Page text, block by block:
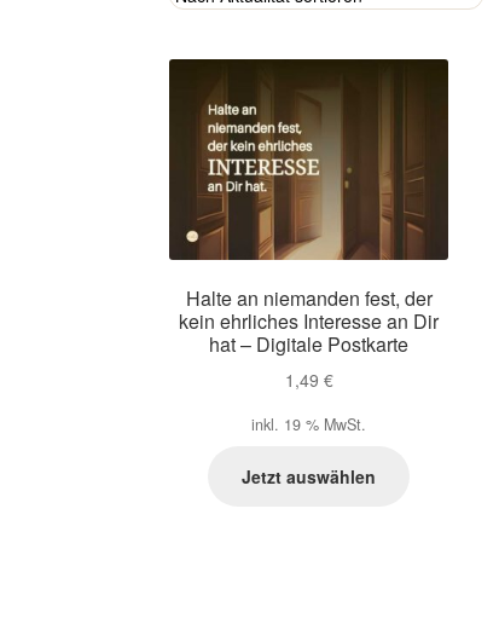
Halte an niemanden fest, der
kein ehrliches Interesse an Dir
hat – Digitale Postkarte
1,49 €
inkl. 19 % MwSt.
Jetzt auswählen